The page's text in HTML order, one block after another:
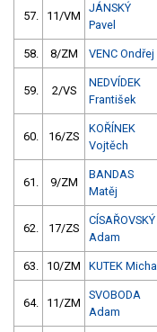
57. 11/VM
JÁNSKÝ
Pavel
58. 8/ZM VENC Ondřej
59. 2/VS
NEDVÍDEK
František
60. 16/ZS
KOŘÍNEK
Vojtěch
61. 9/ZM
BANDAS
Matěj
62. 17/ZS
CÍSAŘOVSKÝ
Adam
63. 10/ZM KUTEK Michal
64. 11/ZM
SVOBODA
Adam